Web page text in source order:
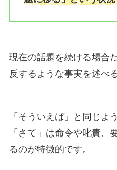
現在の話題を続ける場合
反するような事実を述べ
「そういえば」と同じよ
「さて」は命令や叱責、
るのが特徴的です。